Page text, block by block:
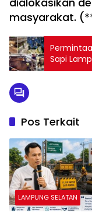
masyarakat.
Sapi
Persen
Pos Terkait
LAMPUNG SELATAN